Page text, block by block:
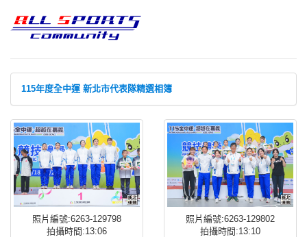
115年度全中運 新北市代表隊精選相簿
照片編號:6263-129798
拍攝時間:13:06
照片編號:6263-129802
拍攝時間:13:10